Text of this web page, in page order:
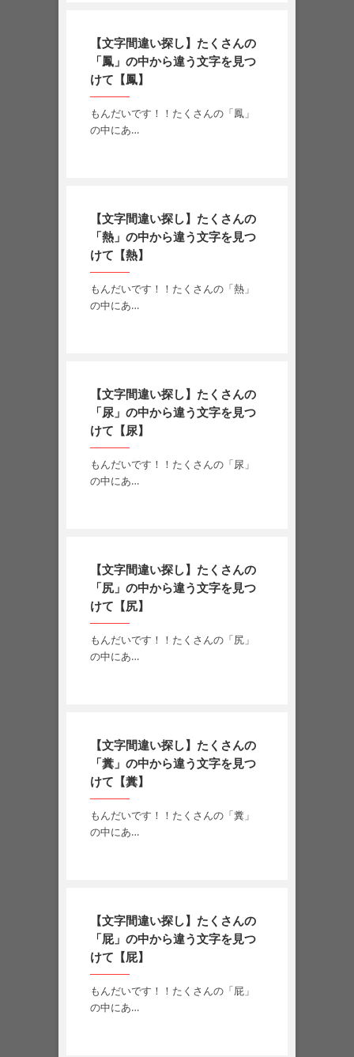
【文字間違い探し】たくさんの
「鳳」の中から違う文字を見つ
けて【鳳】
もんだいです！！たくさんの「鳳」
の中にあ…
【文字間違い探し】たくさんの
「熱」の中から違う文字を見つ
けて【熱】
もんだいです！！たくさんの「熱」
の中にあ…
【文字間違い探し】たくさんの
「尿」の中から違う文字を見つ
けて【尿】
もんだいです！！たくさんの「尿」
の中にあ…
【文字間違い探し】たくさんの
「尻」の中から違う文字を見つ
けて【尻】
もんだいです！！たくさんの「尻」
の中にあ…
【文字間違い探し】たくさんの
「糞」の中から違う文字を見つ
けて【糞】
もんだいです！！たくさんの「糞」
の中にあ…
【文字間違い探し】たくさんの
「屁」の中から違う文字を見つ
けて【屁】
もんだいです！！たくさんの「屁」
の中にあ…